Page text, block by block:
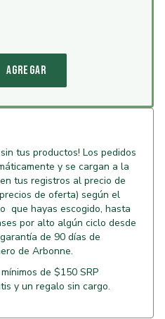
AGREGAR
tus productos! Los pedidos
y se cargan a la
tus registros al precio de
de oferta) según el
que hayas escogido, hasta
por alto algún ciclo desde
de 90 días de
de Arbonne.
de $150 SRP
y un regalo sin cargo.